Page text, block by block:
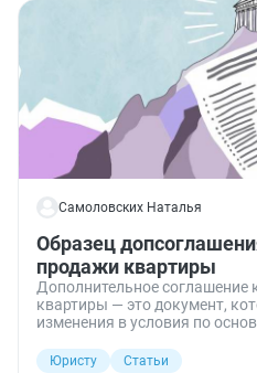
Самоловских Наталья
Образец
продажи квартиры
Дополнительное соглашение
квартиры — это документ,
изменения в условия по
основная сделка (п. 1 ст. 452
Юристу
Статьи